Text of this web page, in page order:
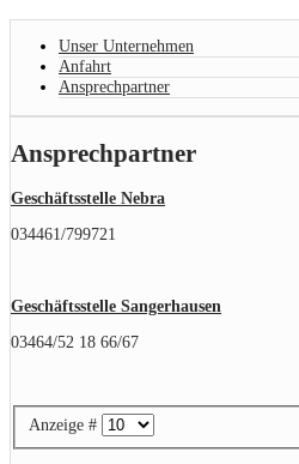
Unser Unternehmen
Anfahrt
Ansprechpartner
Ansprechpartner
Geschäftsstelle Nebra
034461/799721
Geschäftsstelle Sangerhausen
03464/52 18 66/67
Anzeige #